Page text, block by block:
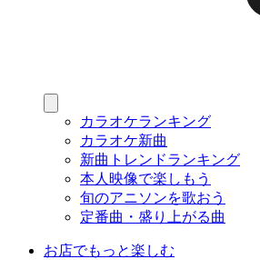
カラオケランキング
カラオケ新曲
新曲トレンドランキング
本人映像で楽しもう
旬のアニソンを歌おう
定番曲・盛り上がる曲
お店でもっと楽しむ